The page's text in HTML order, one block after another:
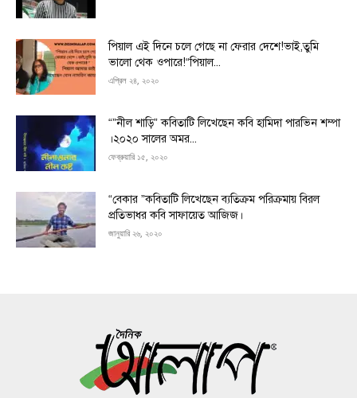
পিয়াল এই দিনে চলে গেছে না ফেরার দেশে!ভাই,তুমি
ভালো থেক ওপারে!“পিয়াল...
এপ্রিল ২৪, ২০২০
“”নীল শাড়ি” কবিতাটি লিখেছেন কবি হামিদা পারভিন শম্পা
।২০২০ সালের অমর...
ফেব্রুয়ারি ১৫, ২০২০
“বেকার ”কবিতাটি লিখেছেন ব্যতিক্রম পরিক্রমায় বিরল
প্রতিভাধর কবি সাফায়েত আজিজ।
জানুয়ারি ২৬, ২০২০